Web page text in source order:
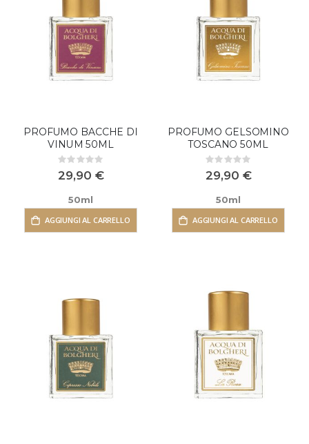
PROFUMO BACCHE DI
VINUM 50ML
Rating:
0%
29,90 €
50ml
AGGIUNGI AL CARRELLO
PROFUMO GELSOMINO
TOSCANO 50ML
Rating:
0%
29,90 €
50ml
AGGIUNGI AL CARRELLO